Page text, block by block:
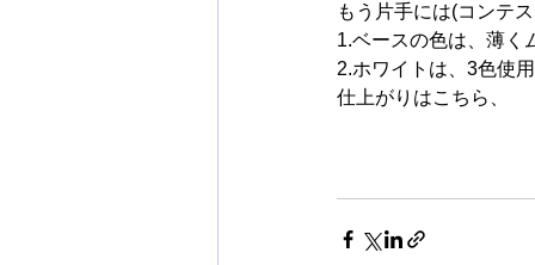
もう片手には(コンテ
1.ベースの色は、薄く
2.ホワイトは、3色使
仕上がりはこちら、